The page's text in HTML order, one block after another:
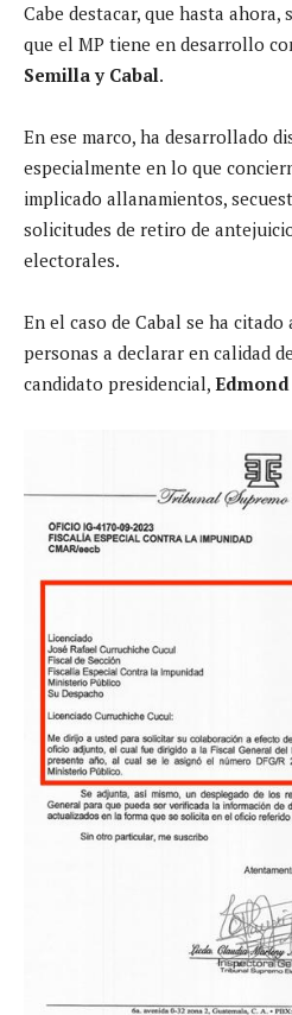
Cabe destacar, que hasta ahora,
que el MP tiene en desarrollo
Semilla y Cabal.
En ese marco, ha desarrollado
especialmente en lo que
implicado allanamientos,
solicitudes de retiro de
electorales.
En el caso de Cabal se ha
personas a declarar en calidad
candidato presidencial,